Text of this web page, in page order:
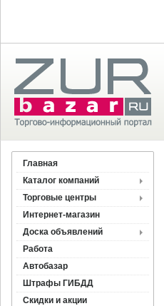
Главная
Каталог компаний
Торговые центры
Интернет-магазин
Доска объявлений
Работа
Автобазар
Штрафы ГИБДД
Скидки и акции